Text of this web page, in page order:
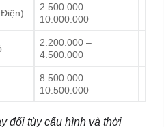
2.500.000 –
10.000.000
2.200.000 –
4.500.000
8.500.000 –
10.500.000
đổi tùy cấu hình và thời